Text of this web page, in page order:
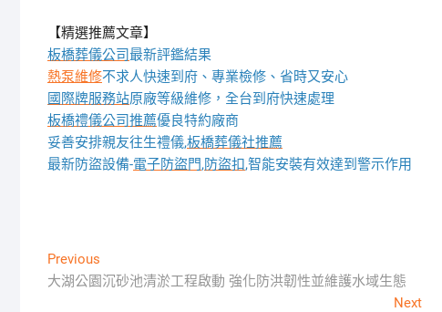
【精選推薦文章】
板橋葬儀公司最新評鑑結果
熱泵維修不求人快速到府、專業檢修、省時又安心
國際牌服務站原廠等級維修，全台到府快速處理
板橋禮儀公司推薦優良特約廠商
妥善安排親友往生禮儀,板橋葬儀社推薦
最新防盜設備-電子防盜門,防盜扣,智能安裝有效達到警示作用
文
章
Previous
post:
大湖公園沉砂池清淤工程啟動 強化防洪韌性並維護水域生態
NextNext